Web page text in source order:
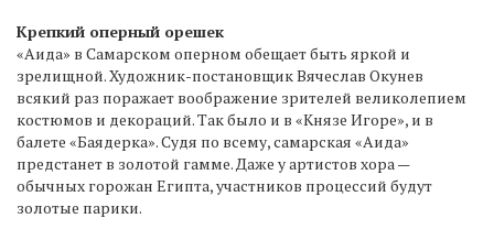
Крепкий оперный орешек
«Аида» в Самарском оперном обещает быть яркой и
зрелищной. Художник-постановщик Вячеслав Окунев
всякий раз поражает воображение зрителей великолепием
костюмов и декораций. Так было и в «Князе Игоре», и в
балете «Баядерка». Судя по всему, самарская «Аида»
предстанет в золотой гамме. Даже у артистов хора —
обычных горожан Египта, участников процессий будут
золотые парики.